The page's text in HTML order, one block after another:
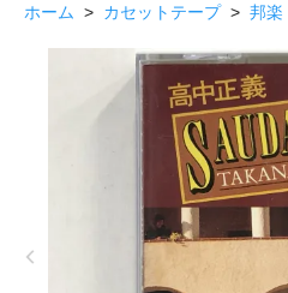
ホーム > カセットテープ> 邦楽